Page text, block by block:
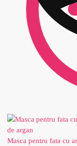
Masca pentru fata cu